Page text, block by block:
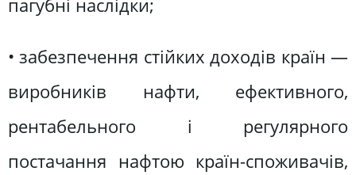
пагубні наслідки;
• забезпечення стійких доходів країн —
виробників нафти, ефективного,
рентабельного і регулярного
постачання нафтою країн-споживачів,